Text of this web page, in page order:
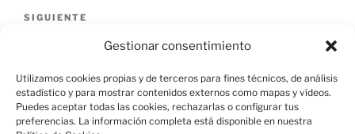
Gestionar consentimiento
Utilizamos cookies propias y de terceros para fines técnicos, de análisis
estadístico y para mostrar contenidos externos como mapas y vídeos.
Puedes aceptar todas las cookies, rechazarlas o configurar tus
preferencias. La información completa está disponible en nuestra
Siguiente
SIGUIENTE
Edificación Residencial, Calle Leandro Rubio 4